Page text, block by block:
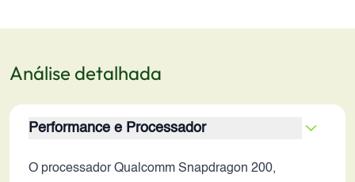
Análise detalhada
Performance e Processador
O processador Qualcomm Snapdragon 200,